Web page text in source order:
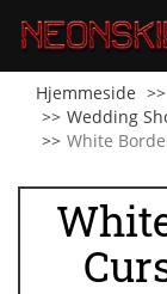
Hjemmeside
Wedding
White